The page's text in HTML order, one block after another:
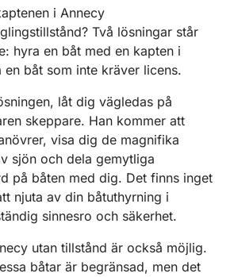
i Annecy
Två lösningar står
hyra en båt med en kapten i
en båt som inte kräver licens.
låt dig vägledas på
skeppare. Han kommer att
visa dig de magnifika
sjön och dela gemytliga
på båten med dig. Det finns inget
njuta av din båtuthyrning i
sinnesro och säkerhet.
utan tillstånd är också möjlig.
båtar är begränsad, men det